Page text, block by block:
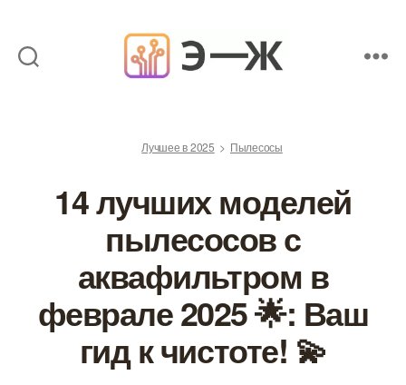
экспертов
Лучшее в 2025 Пылесосы
14 лучших моделей
пылесосов с
аквафильтром в
феврале 2025 🌟: Ваш
гид к чистоте! 💫